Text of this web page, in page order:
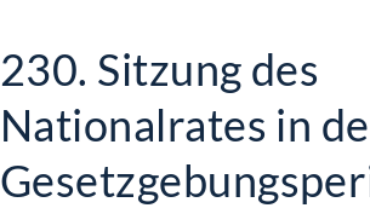
230. Sitzung des
Nationalrates in